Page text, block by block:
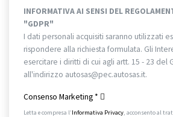
INFORMATIVA AI SENSI DEL
"GDPR"
I dati personali acquisiti saranno utilizzati
rispondere alla richiesta formulata. Gli
esercitare i diritti di cui agli artt. 15 - 23 del
all'indirizzo autosas@pec.autosas.it.
Consenso Marketing *
Letta e compresa l’Informativa Privacy, acconsento al